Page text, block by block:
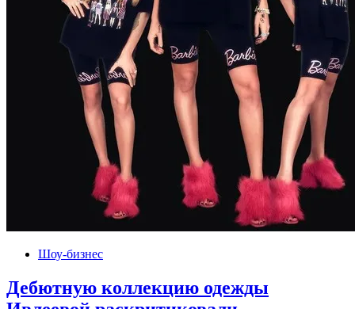
Шоу-бизнес
Дебютную коллекцию одежды